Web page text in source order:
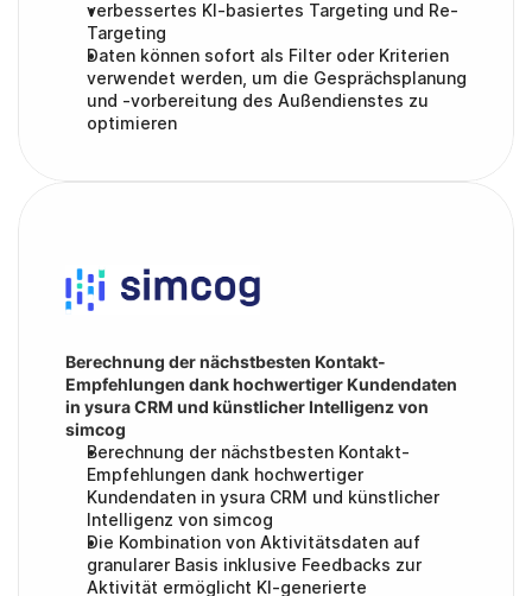
verbessertes KI-basiertes Targeting und Re-
Targeting
Daten können sofort als Filter oder Kriterien
verwendet werden, um die Gesprächsplanung
und -vorbereitung des Außendienstes zu
optimieren
Berechnung der nächstbesten Kontakt-
Empfehlungen dank hochwertiger Kundendaten
in ysura CRM und künstlicher Intelligenz von
simcog
Berechnung der nächstbesten Kontakt-
Empfehlungen dank hochwertiger
Kundendaten in ysura CRM und künstlicher
Intelligenz von simcog
Die Kombination von Aktivitätsdaten auf
granularer Basis inklusive Feedbacks zur
Aktivität ermöglicht KI-generierte